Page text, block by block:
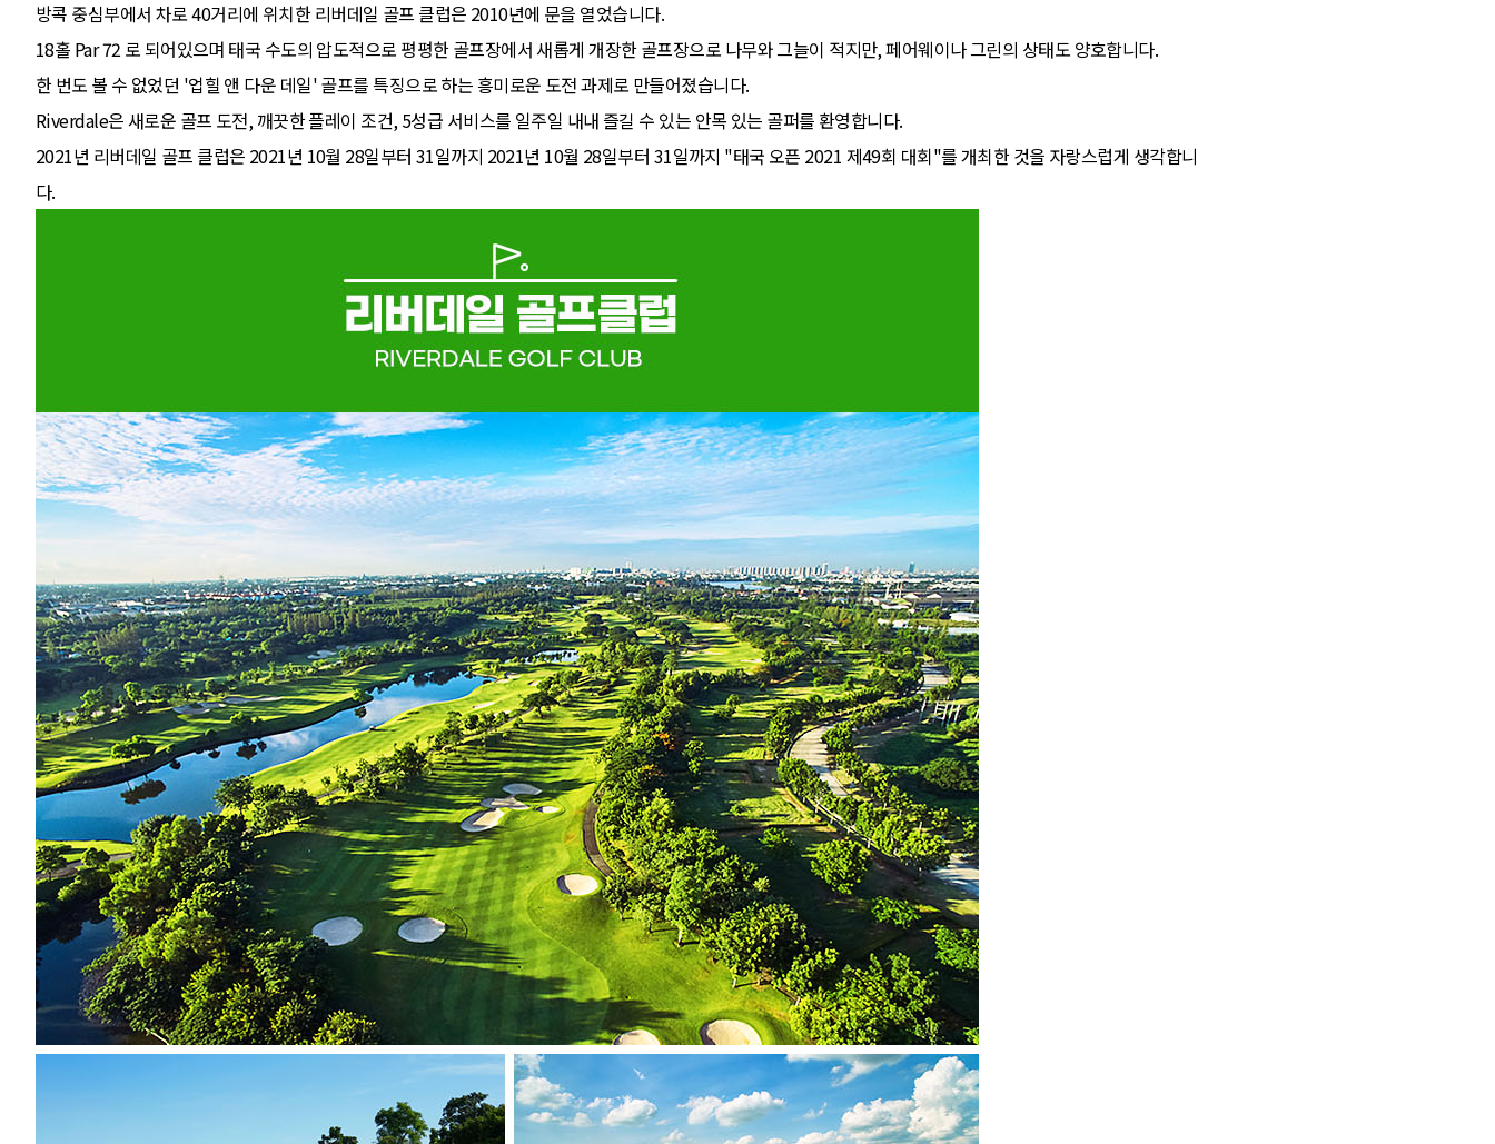
방콕 중심부에서 차로 40거리에 위치한 리버데일 골프 클럽은 2010년에 문을 열었습니다.
18홀 Par 72 로 되어있으며 태국 수도의 압도적으로 평평한 골프장에서 새롭게 개장한 골프장으로 나무와 그늘이 적지만, 페어웨이나 그린의 상태도 양호합니다.
한 번도 볼 수 없었던 '업힐 앤 다운 데일' 골프를 특징으로 하는 흥미로운 도전 과제로 만들어졌습니다.
Riverdale은 새로운 골프 도전, 깨끗한 플레이 조건, 5성급 서비스를 일주일 내내 즐길 수 있는 안목 있는 골퍼를 환영합니다.
2021년 리버데일 골프 클럽은 2021년 10월 28일부터 31일까지 2021년 10월 28일부터 31일까지 "태국 오픈 2021 제49회 대회"를 개최한 것을 자랑스럽게 생각합니
다.